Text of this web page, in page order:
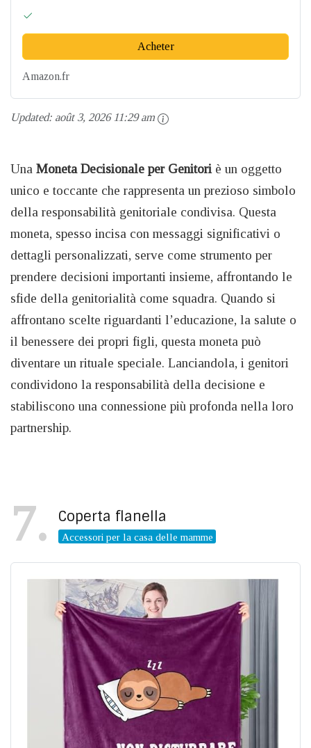
Acheter
Amazon.fr
Updated: août 3, 2026 11:29 am
Una Moneta Decisionale per Genitori è un oggetto
unico e toccante che rappresenta un prezioso simbolo
della responsabilità genitoriale condivisa. Questa
moneta, spesso incisa con messaggi significativi o
dettagli personalizzati, serve come strumento per
prendere decisioni importanti insieme, affrontando le
sfide della genitorialità come squadra. Quando si
affrontano scelte riguardanti l’educazione, la salute o
il benessere dei propri figli, questa moneta può
diventare un rituale speciale. Lanciandola, i genitori
condividono la responsabilità della decisione e
stabiliscono una connessione più profonda nella loro
partnership.
7 Coperta flanella
Accessori per la casa delle mamme